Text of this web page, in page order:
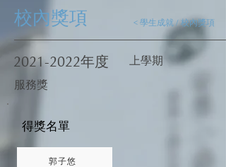
校內獎項 < 學生成就 / 校內獎項
2021-2022年度 上學期
服務獎
得獎名單
郭子悠